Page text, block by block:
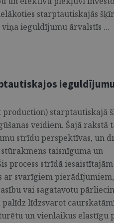
starptautiskajās
ieguldījumu ārvalstīs ...
production) starptautiskajā
veidiem. Šajā rakstā
strīdu perspektīvas, un
taisnīguma un
process strīdā
ar svarīgiem
vai sagatavotu
līdzsvarot
un vienlaikus elastīgu